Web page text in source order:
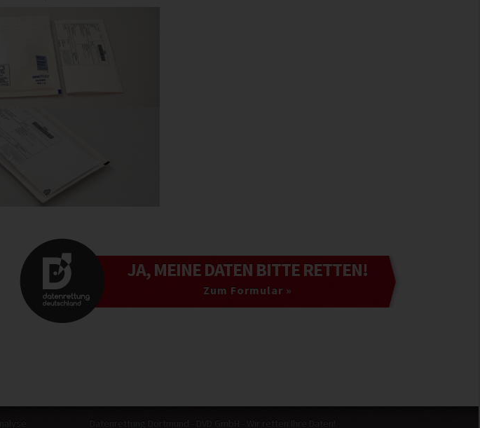
JA, MEINE DATEN BITTE RETTEN!
Zum Formular »
Datenrettung Dortmund - DVD GmbH - Wir retten Ihre Daten!